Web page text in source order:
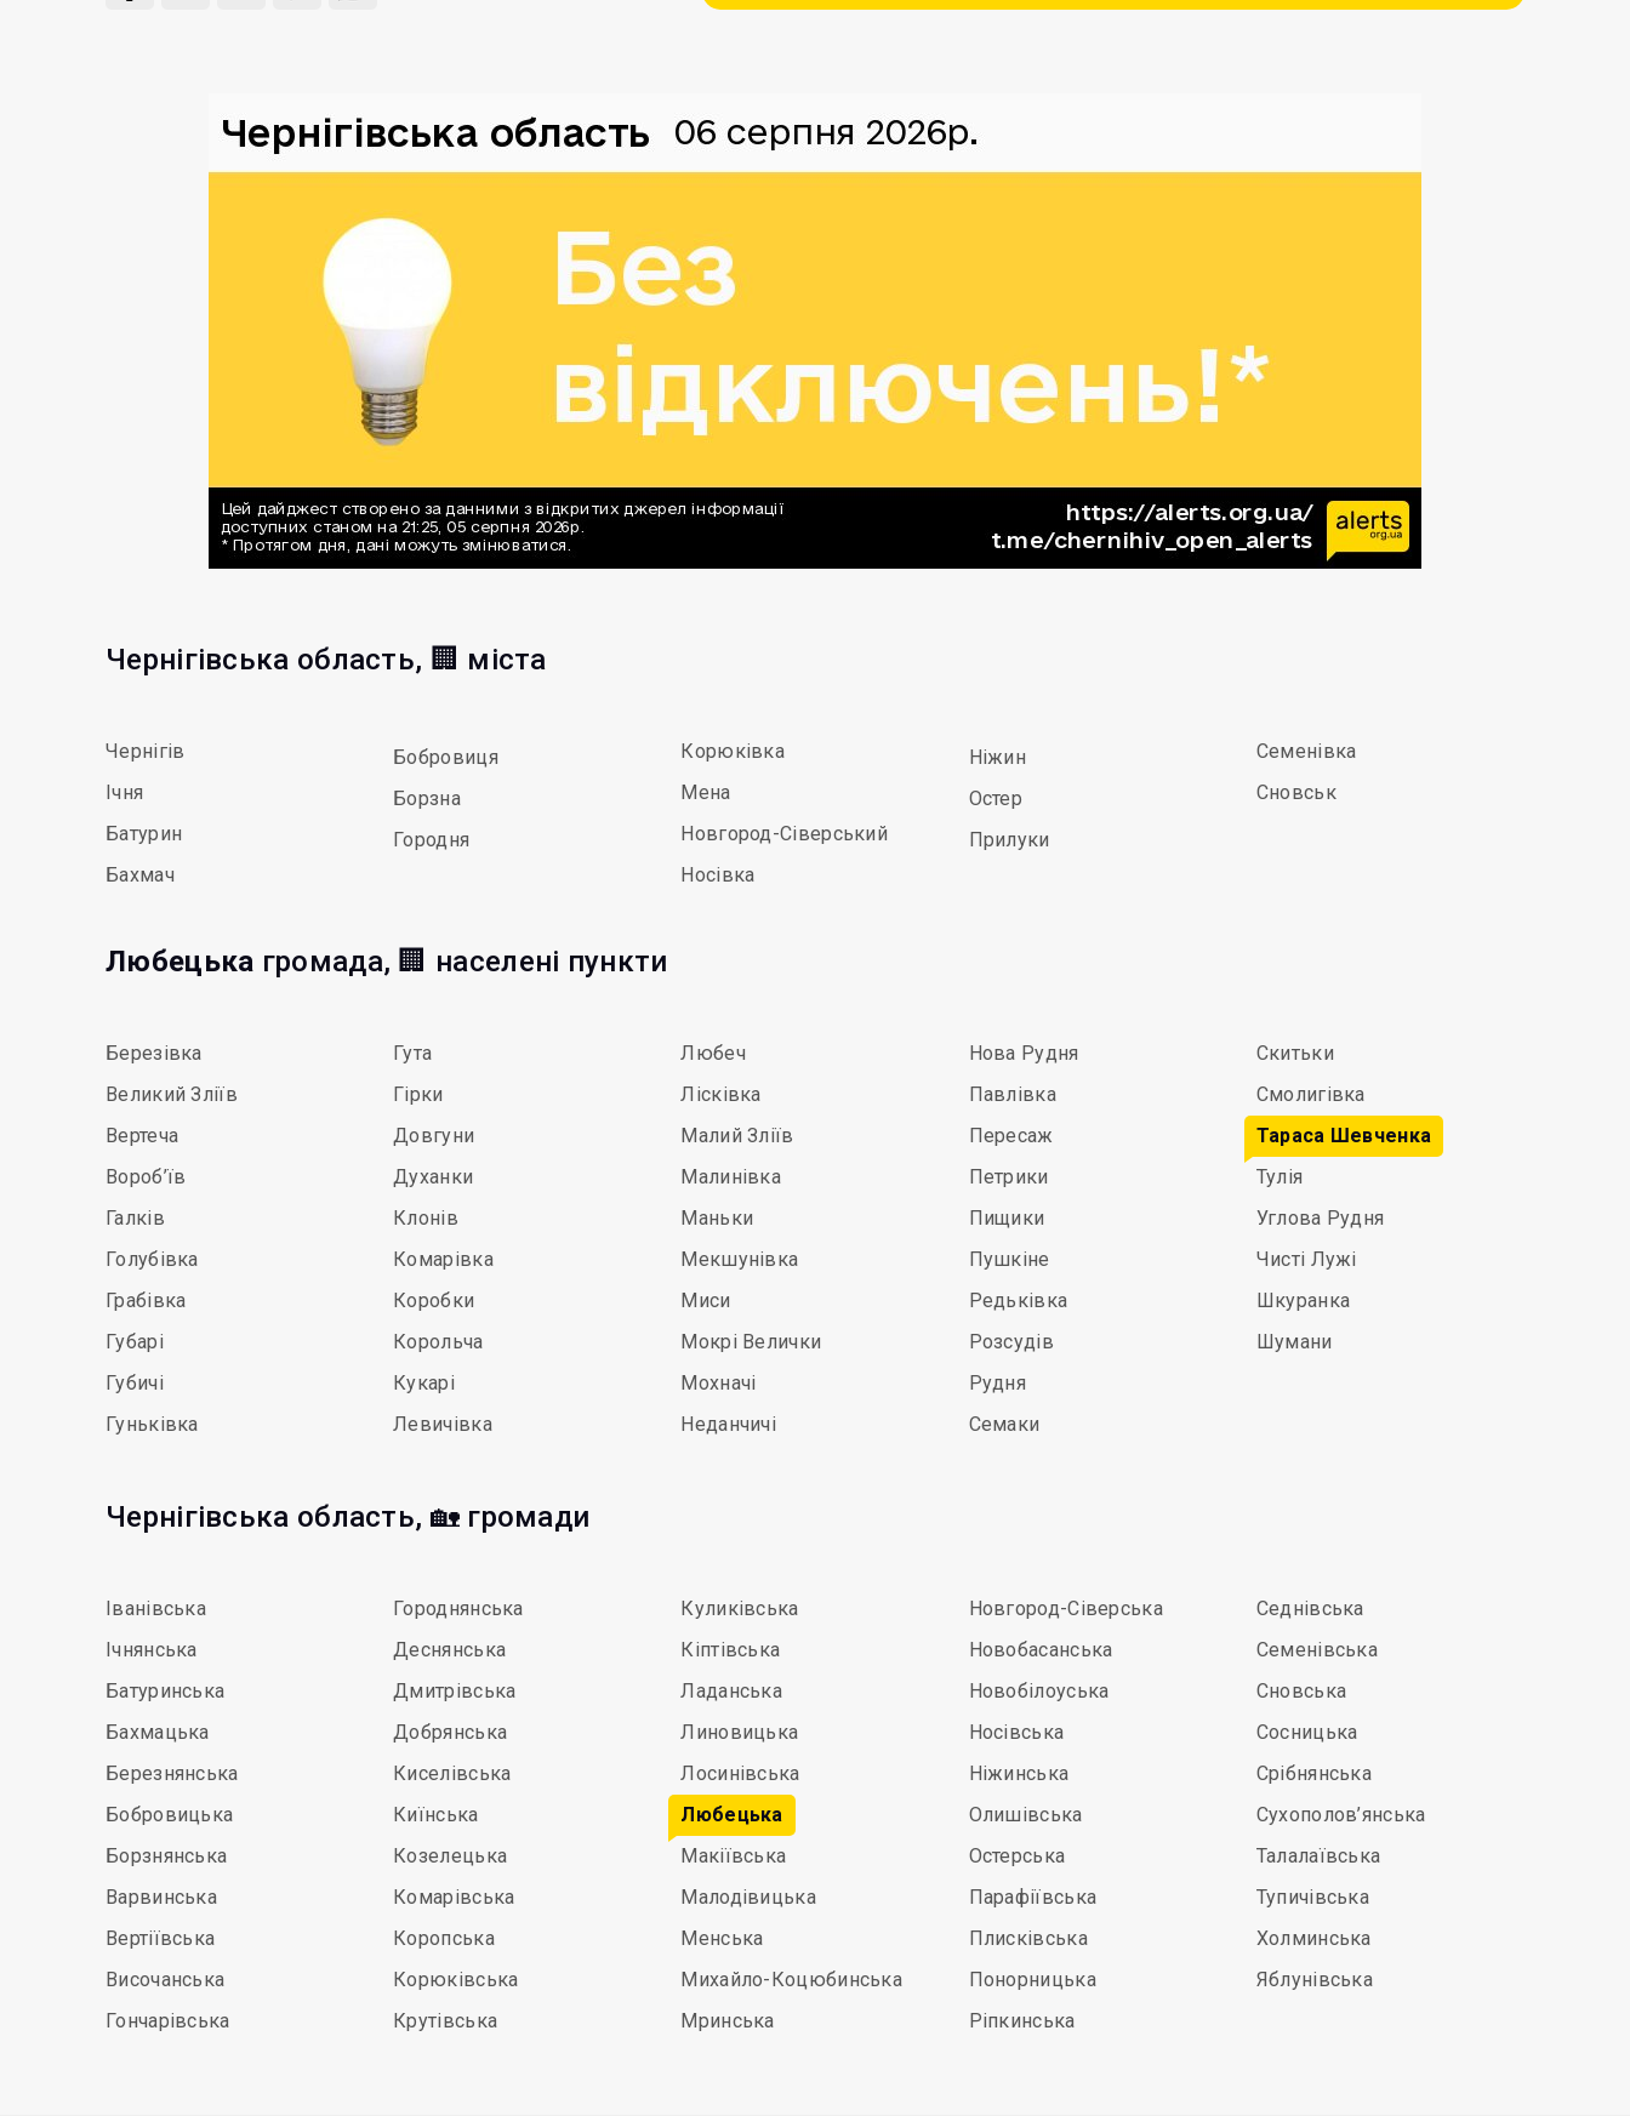
Чернігівська область, 🏢 міста
Чернігів
Ічня
Батурин
Бахмач
Бобровиця
Борзна
Городня
Корюківка
Мена
Новгород-Сіверський
Носівка
Ніжин
Остер
Прилуки
Семенівка
Сновськ
Любецька громада, 🏢 населені пункти
Березівка
Великий Зліїв
Вертеча
Вороб’їв
Галків
Голубівка
Грабівка
Губарі
Губичі
Гуньківка
Гута
Гірки
Довгуни
Духанки
Клонів
Комарівка
Коробки
Корольча
Кукарі
Левичівка
Любеч
Лісківка
Малий Зліїв
Малинівка
Маньки
Мекшунівка
Миси
Мокрі Велички
Мохначі
Неданчичі
Нова Рудня
Павлівка
Пересаж
Петрики
Пищики
Пушкіне
Редьківка
Розсудів
Рудня
Семаки
Скитьки
Смолигівка
Тараса Шевченка
Тулія
Углова Рудня
Чисті Лужі
Шкуранка
Шумани
Чернігівська область, 🏡 громади
Іванівська
Ічнянська
Батуринська
Бахмацька
Березнянська
Бобровицька
Борзнянська
Варвинська
Вертіївська
Височанська
Гончарівська
Городнянська
Деснянська
Дмитрівська
Добрянська
Киселівська
Киїнська
Козелецька
Комарівська
Коропська
Корюківська
Крутівська
Куликівська
Кіптівська
Ладанська
Линовицька
Лосинівська
Любецька
Макіївська
Малодівицька
Менська
Михайло-Коцюбинська
Мринська
Новгород-Сіверська
Новобасанська
Новобілоуська
Носівська
Ніжинська
Олишівська
Остерська
Парафіївська
Плисківська
Понорницька
Ріпкинська
Седнівська
Семенівська
Сновська
Сосницька
Срібнянська
Сухополов’янська
Талалаївська
Тупичівська
Холминська
Яблунівська